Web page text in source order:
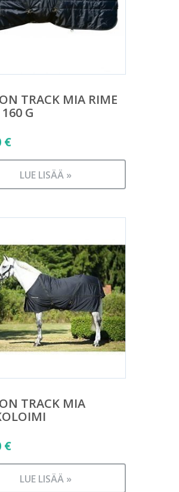
TRACK MIA RIME
G
€
LUE LISÄÄ »
TRACK MIA
€
LUE LISÄÄ »